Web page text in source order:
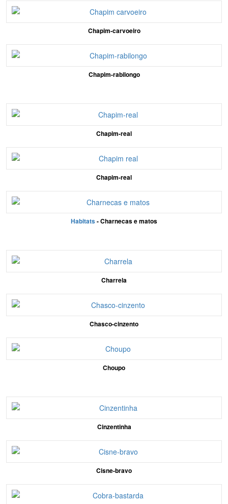
Chapim-carvoeiro
Chapim-rabilongo
Chapim-real
Chapim-real
Habitats- Charnecas e matos
Charrela
Chasco-cinzento
Choupo
Cinzentinha
Cisne-bravo